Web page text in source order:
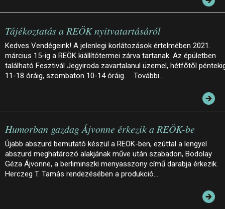
Tájékoztatás a REÖK nyitvatartásáról
Kedves Vendégeink! A jelenlegi korlátozások értelmében 2021.
március 15-ig a REÖK kiállítótermei zárva tartanak. Az épületben
található Fesztivál Jegyiroda zavartalanul üzemel, hétfőtől
11-18 óráig, szombaton 10-14 óráig. További…
Humorban gazdag Ájvonne érkezik a REÖK-be
Újabb abszurd bemutató készül a REÖK-ben, ezúttal a lengyel
abszurd meghatározó alakjának műve után szabadon, Bodolay
Géza Ájvonne, a berliminszki menyasszony című darabja érkezik.
Herczeg T. Tamás rendezésében a produkció…